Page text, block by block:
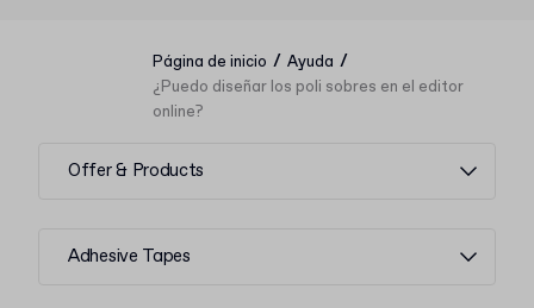
Página de inicio / Ayuda /
¿Puedo diseñar los poli sobres en el editor
online?
Offer & Products
Adhesive Tapes